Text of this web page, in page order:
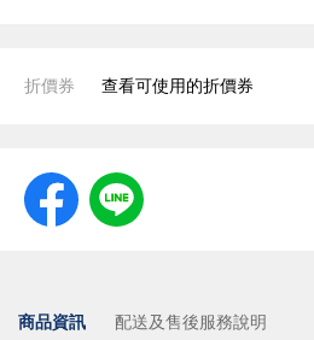
折價券 查看可使用的折價券
商品資訊 配送及售後服務說明